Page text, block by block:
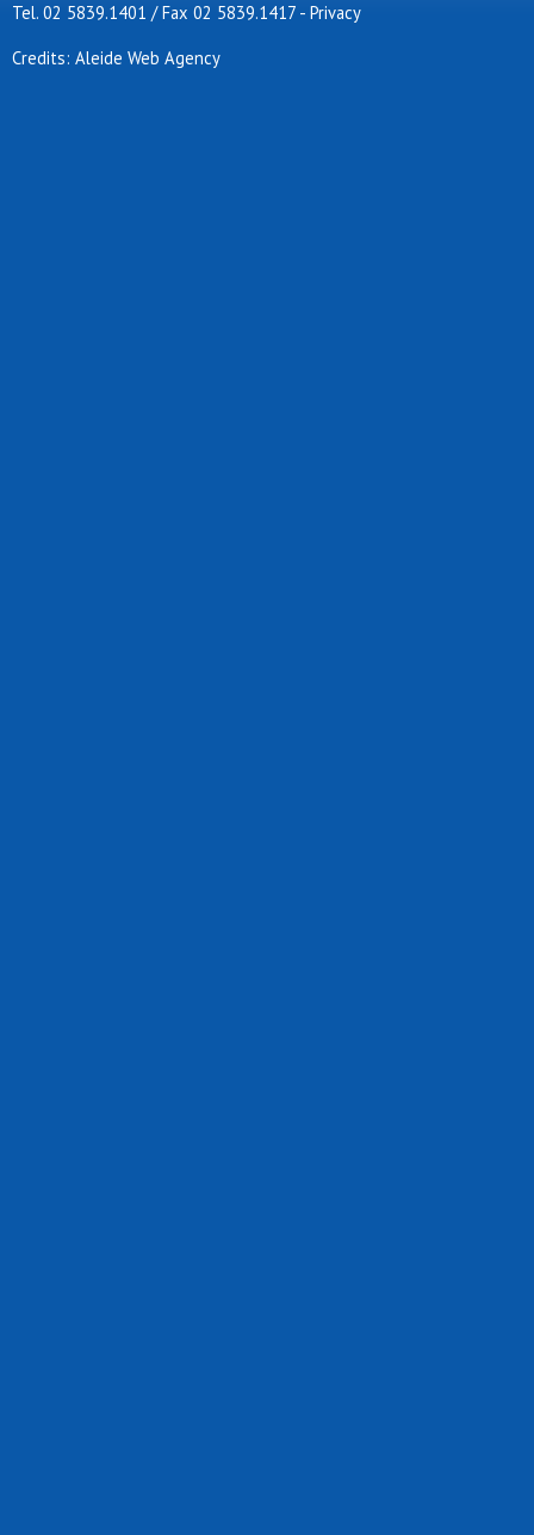
Tel. 02 5839.1401 / Fax 02 5839.1417 - Privacy
Credits: Aleide Web Agency